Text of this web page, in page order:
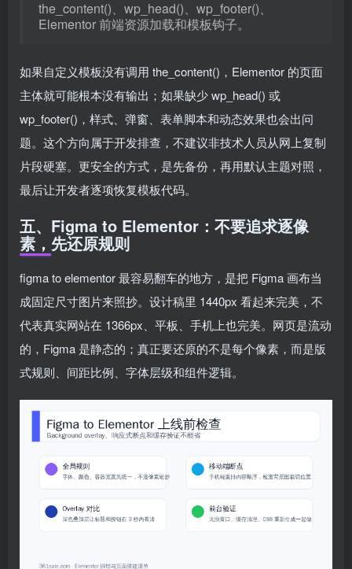
the_content()、wp_head()、wp_footer()、
Elementor 前端资源加载和模板钩子。
如果自定义模板没有调用 the_content()，Elementor 的页面
主体就可能根本没有输出；如果缺少 wp_head() 或
wp_footer()，样式、弹窗、表单脚本和动态效果也会出问
题。这个方向属于开发排查，不建议非技术人员从网上复制
片段硬塞。更安全的方式，是先备份，再用默认主题对照，
最后让开发者逐项恢复模板代码。
五、Figma to Elementor：不要追求逐像
素，先还原规则
figma to elementor 最容易翻车的地方，是把 Figma 画布当
成固定尺寸图片来照抄。设计稿里 1440px 看起来完美，不
代表真实网站在 1366px、平板、手机上也完美。网页是流动
的，Figma 是静态的；真正要还原的不是每个像素，而是版
式规则、间距比例、字体层级和组件逻辑。